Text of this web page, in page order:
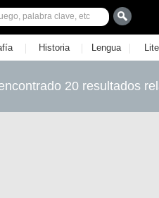
| Historia | Lengua |
20 resultados